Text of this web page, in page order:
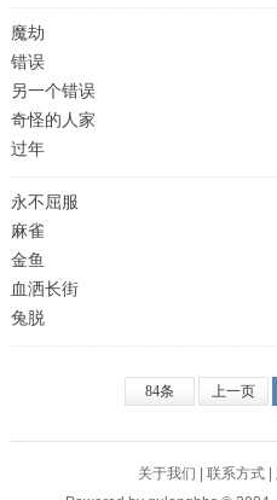
魔劫
错误
另一个错误
奇怪的人家
过年
永不屈服
麻雀
金鱼
血洒长街
兔脱
84条 上一页
关于我们 |联系方式